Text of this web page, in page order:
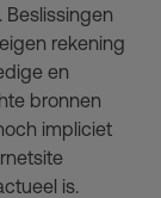
rekening
en
bronnen
impliciet
is.